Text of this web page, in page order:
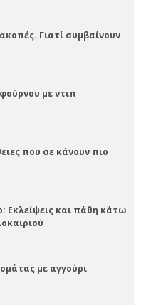
Γιατί συμβαίνουν
με ντιπ
που σε κάνουν πιο
Εκλείψεις και πάθη κάτω
με αγγούρι